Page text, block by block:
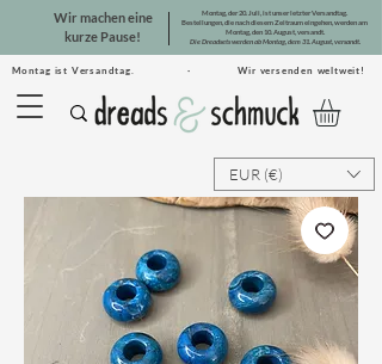
Montag ist Versandtag. · Wir versenden weltweit!
Wir machen eine
kurze Pause!
Montag, der 20. Juli, ist unser letzter Versandtag.
Bestellungen, die nach diesem Zeitraum eingehen, werden am
Montag, den 10. August, versandt.
Die Dreadsets werden ab Montag, dem 31. August, versandt.
EUR (€)